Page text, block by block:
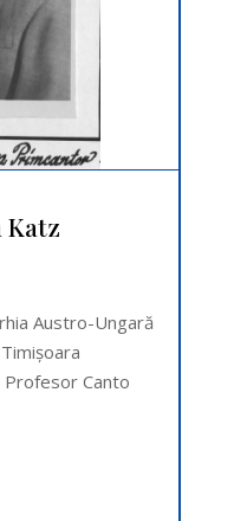
Katz
Austro-Ungară
Canto